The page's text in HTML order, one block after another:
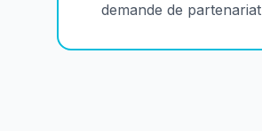
demande de partenariat